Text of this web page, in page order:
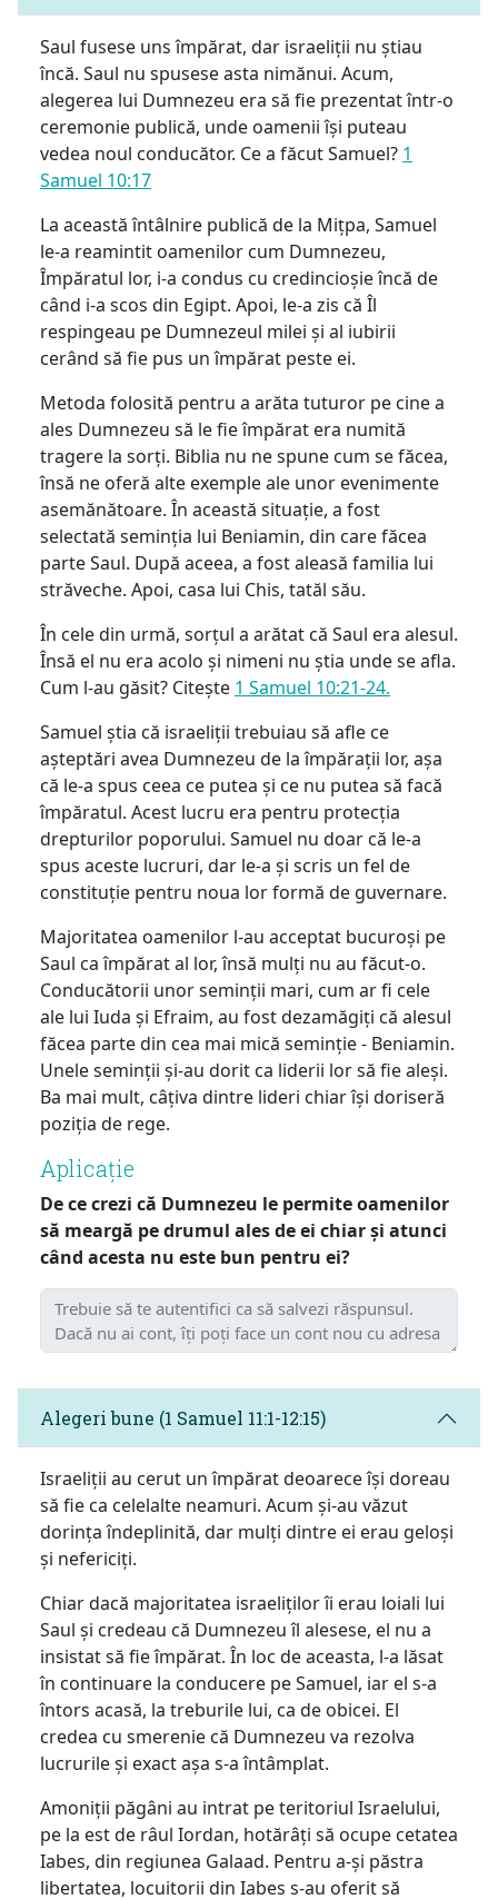
Saul fusese uns împărat, dar israeliții nu știau
încă. Saul nu spusese asta nimănui. Acum,
alegerea lui Dumnezeu era să fie prezentat într-o
ceremonie publică, unde oamenii își puteau
vedea noul conducător. Ce a făcut Samuel? 1
Samuel 10:17
La această întâlnire publică de la Mițpa, Samuel
le-a reamintit oamenilor cum Dumnezeu,
Împăratul lor, i-a condus cu credincioșie încă de
când i-a scos din Egipt. Apoi, le-a zis că Îl
respingeau pe Dumnezeul milei și al iubirii
cerând să fie pus un împărat peste ei.
Metoda folosită pentru a arăta tuturor pe cine a
ales Dumnezeu să le fie împărat era numită
tragere la sorți. Biblia nu ne spune cum se făcea,
însă ne oferă alte exemple ale unor evenimente
asemănătoare. În această situație, a fost
selectată seminția lui Beniamin, din care făcea
parte Saul. După aceea, a fost aleasă familia lui
străveche. Apoi, casa lui Chis, tatăl său.
În cele din urmă, sorțul a arătat că Saul era alesul.
Însă el nu era acolo și nimeni nu știa unde se afla.
Cum l-au găsit? Citește 1 Samuel 10:21-24.
Samuel știa că israeliții trebuiau să afle ce
așteptări avea Dumnezeu de la împărații lor, așa
că le-a spus ceea ce putea și ce nu putea să facă
împăratul. Acest lucru era pentru protecția
drepturilor poporului. Samuel nu doar că le-a
spus aceste lucruri, dar le-a și scris un fel de
constituție pentru noua lor formă de guvernare.
Majoritatea oamenilor l-au acceptat bucuroși pe
Saul ca împărat al lor, însă mulți nu au făcut-o.
Conducătorii unor seminții mari, cum ar fi cele
ale lui Iuda și Efraim, au fost dezamăgiți că alesul
făcea parte din cea mai mică seminție - Beniamin.
Unele seminții și-au dorit ca liderii lor să fie aleși.
Ba mai mult, câțiva dintre lideri chiar își doriseră
poziția de rege.
Aplicație
De ce crezi că Dumnezeu le permite oamenilor
să meargă pe drumul ales de ei chiar și atunci
când acesta nu este bun pentru ei?
Alegeri bune (1 Samuel 11:1-12:15)
Israeliții au cerut un împărat deoarece își doreau
să fie ca celelalte neamuri. Acum și-au văzut
dorința îndeplinită, dar mulți dintre ei erau geloși
și nefericiți.
Chiar dacă majoritatea israeliților îi erau loiali lui
Saul și credeau că Dumnezeu îl alesese, el nu a
insistat să fie împărat. În loc de aceasta, l-a lăsat
în continuare la conducere pe Samuel, iar el s-a
întors acasă, la treburile lui, ca de obicei. El
credea cu smerenie că Dumnezeu va rezolva
lucrurile și exact așa s-a întâmplat.
Amoniții păgâni au intrat pe teritoriul Israelului,
pe la est de râul Iordan, hotărâți să ocupe cetatea
Iabes, din regiunea Galaad. Pentru a-și păstra
libertatea, locuitorii din Iabes s-au oferit să